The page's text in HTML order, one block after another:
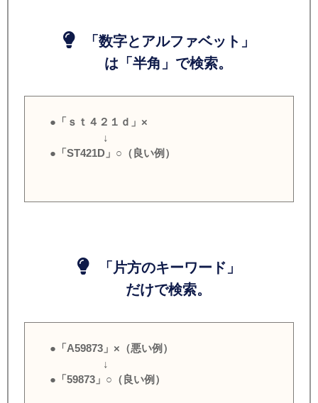
「数字とアルファベット」
は「半角」で検索。
●「ｓｔ４２１ｄ」×
↓
●「ST421D」○（良い例）
「片方のキーワード」
だけで検索。
●「A59873」×（悪い例）
↓
●「59873」○（良い例）